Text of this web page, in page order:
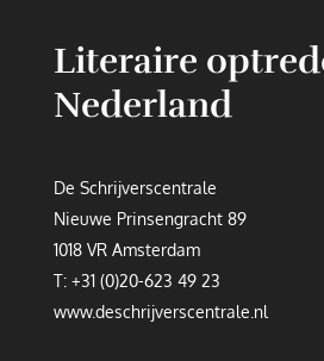
Literaire
Nederland
De Schrijverscentrale
Nieuwe Prinsengracht 89
1018 VR Amsterdam
T: +31 (0)20-623 49 23
www.deschrijverscentrale.nl